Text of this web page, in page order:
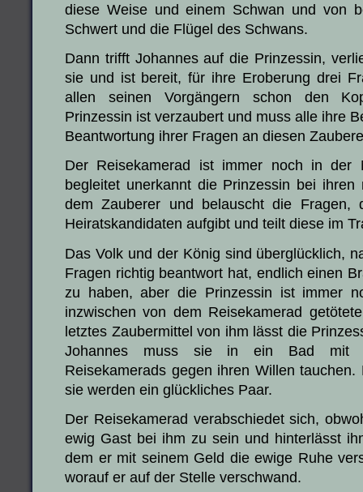
diese Weise und einem Schwan und von
Schwert und die Flügel des Schwans.
Dann trifft Johannes auf die Prinzessin,
sie und ist bereit, für ihre Eroberung drei
allen seinen Vorgängern schon den
Prinzessin ist verzaubert und muss alle ihre
Beantwortung ihrer Fragen an diesen
Der Reisekamerad ist immer noch in der
begleitet unerkannt die Prinzessin bei ihren
dem Zauberer und belauscht die
Heiratskandidaten aufgibt und teilt diese im
Das Volk und der König sind überglücklich,
Fragen richtig beantwort hat, endlich einen
zu haben, aber die Prinzessin ist immer
inzwischen von dem Reisekamerad
letztes Zaubermittel von ihm lässt die
Johannes muss sie in ein Bad mit
Reisekamerads gegen ihren Willen
sie werden ein glückliches Paar.
Der Reisekamerad verabschiedet sich,
ewig Gast bei ihm zu sein und hinterlässt
dem er mit seinem Geld die ewige Ruhe
worauf er auf der Stelle verschwand.